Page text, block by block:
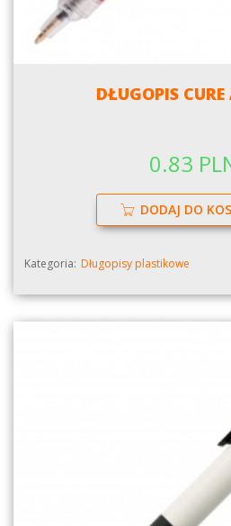
DŁUGOPIS
0.83
DODAJ DO
Kategoria: Długopisy plastikowe